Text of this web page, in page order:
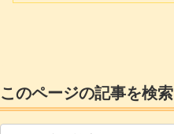
このページの記事を検索